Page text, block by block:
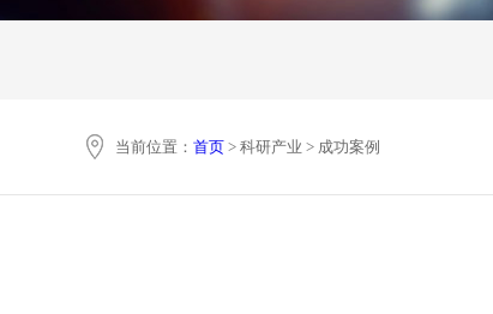
当前位置： 首页 > 科研产业 > 成功案例